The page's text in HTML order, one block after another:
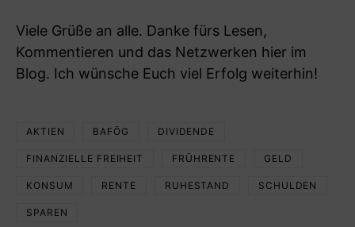
Viele Grüße an alle. Danke fürs Lesen,
Kommentieren und das Netzwerken hier im
Blog. Ich wünsche Euch viel Erfolg weiterhin!
AKTIEN BAFÖG DIVIDENDE
FINANZIELLE FREIHEIT FRÜHRENTE GELD
KONSUM RENTE RUHESTAND SCHULDEN
SPAREN